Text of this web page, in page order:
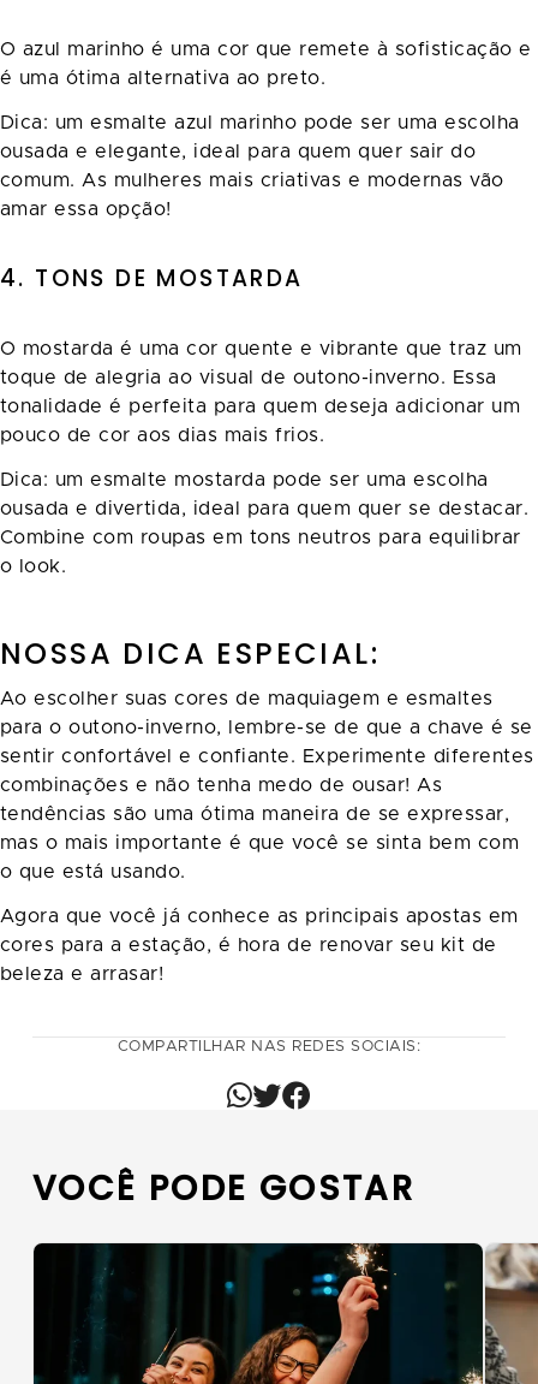
O azul marinho é uma cor que remete à sofisticação e
é uma ótima alternativa ao preto.
Dica: um esmalte azul marinho pode ser uma escolha
ousada e elegante, ideal para quem quer sair do
comum. As mulheres mais criativas e modernas vão
amar essa opção!
4. TONS DE MOSTARDA
O mostarda é uma cor quente e vibrante que traz um
toque de alegria ao visual de outono-inverno. Essa
tonalidade é perfeita para quem deseja adicionar um
pouco de cor aos dias mais frios.
Dica: um esmalte mostarda pode ser uma escolha
ousada e divertida, ideal para quem quer se destacar.
Combine com roupas em tons neutros para equilibrar
o look.
NOSSA DICA ESPECIAL:
Ao escolher suas cores de maquiagem e esmaltes
para o outono-inverno, lembre-se de que a chave é se
sentir confortável e confiante. Experimente diferentes
combinações e não tenha medo de ousar! As
tendências são uma ótima maneira de se expressar,
mas o mais importante é que você se sinta bem com
o que está usando.
Agora que você já conhece as principais apostas em
cores para a estação, é hora de renovar seu kit de
beleza e arrasar!
COMPARTILHAR NAS REDES SOCIAIS:
VOCÊ PODE GOSTAR